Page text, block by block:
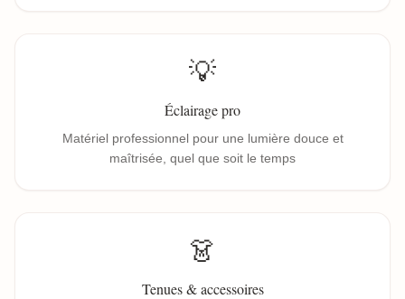
💡
Éclairage pro
Matériel professionnel pour une lumière douce et
maîtrisée, quel que soit le temps
👗
Tenues & accessoires